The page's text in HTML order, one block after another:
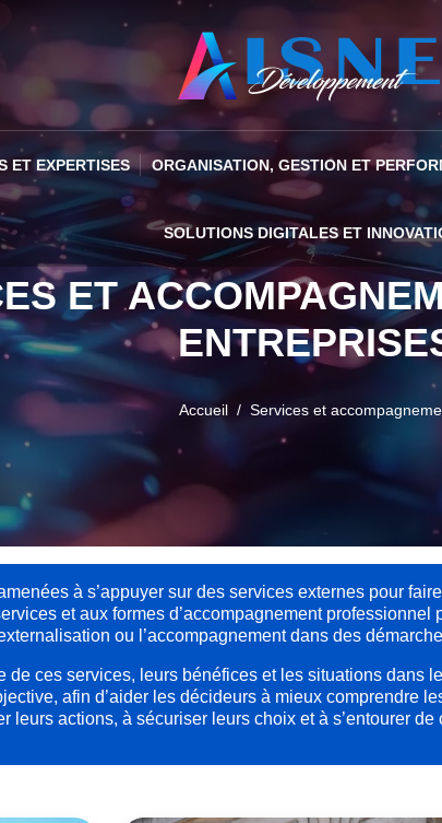
ET EXPERTISES ORGANISATION, GESTION ET
SOLUTIONS DIGITALES ET
ET
Accueil Services et
à s’appuyer sur des services externes pour
et aux formes d’accompagnement
ou l’accompagnement dans des
de ces services, leurs bénéfices et les situations dans
afin d’aider les décideurs à mieux comprendre
leurs actions, à sécuriser leurs choix et à s’entourer